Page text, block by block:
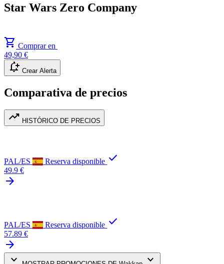
Star Wars Zero Company
shopping_cart Comprar en
49,90 €
notification_add Crear Alerta
Comparativa de precios
trending_up HISTÓRICO DE PRECIOS
PAL/ES Reserva disponible check
49.9 €
arrow_forward
PAL/ES Reserva disponible check
57.89 €
arrow_forward
keyboard_arrow_down
keyboard_arrow_down